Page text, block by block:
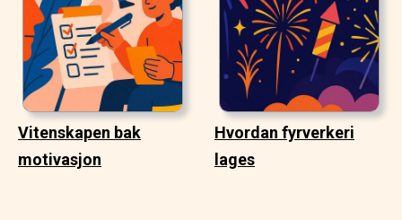
Vitenskapen bak
motivasjon
Hvordan fyrverkeri
lages